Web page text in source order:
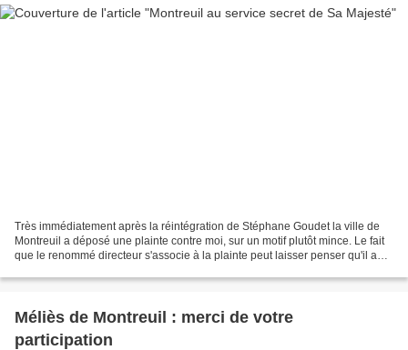
Très immédiatement après la réintégration de Stéphane Goudet la ville de
Montreuil a déposé une plainte contre moi, sur un motif plutôt mince. Le fait
que le renommé directeur s'associe à la plainte peut laisser penser qu'il a
Méliès de Montreuil : merci de votre
participation